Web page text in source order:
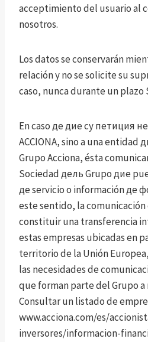
acceptimiento del usuario al
nosotros.
Los datos se conservarán
relación y no se solicite su
caso, nunca durante un plazo
En caso де дие су петиция
ACCIONA, sino a una
Grupo Acciona, ésta
Sociedad дель Grupo дие
де servicio o información де
este sentido, la
constituir una transferencia
estas empresas ubicadas en
territorio de la Unión
las necesidades de
que forman parte del Grupo
Consultar un listado de
www.acciona.com/es/
inversores/informacion-